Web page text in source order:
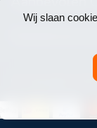
Wij slaan
© Copyright